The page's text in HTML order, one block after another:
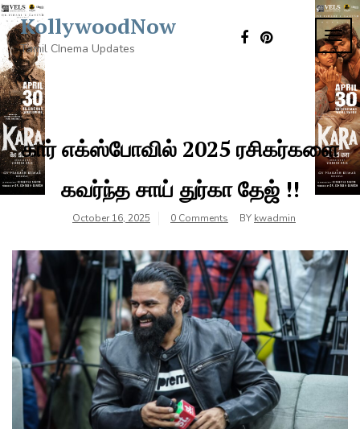
Skip
to
content
KollywoodNow
Tamil CInema Updates
கார் எக்ஸ்போவில் 2025 ரசிகர்களை
கவர்ந்த சாய் துர்கா தேஜ் !!
October 16, 2025 0 Comments BY kwadmin